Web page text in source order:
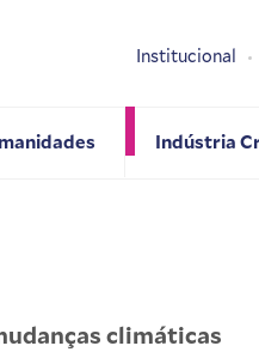
Indústria
Institucional
climáticas